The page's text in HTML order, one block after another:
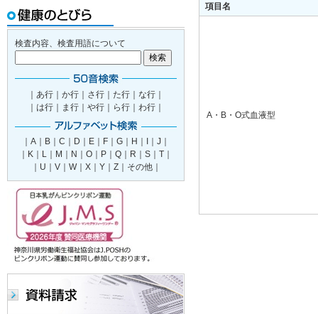
検査内容、検査用語について
｜ あ行 ｜ か行 ｜ さ行 ｜ た行 ｜ な行 ｜
｜ は行 ｜ ま行 ｜ や行 ｜ ら行 ｜ わ行 ｜
｜ A ｜ B ｜ C ｜ D ｜ E ｜ F ｜ G ｜ H ｜ I ｜ J ｜
｜ K ｜ L ｜ M ｜ N ｜ O ｜ P ｜ Q ｜ R ｜ S ｜ T ｜
｜ U ｜ V｜ W｜ X｜ Y｜ Z｜ その他｜
項目名
A・B・O式血液型